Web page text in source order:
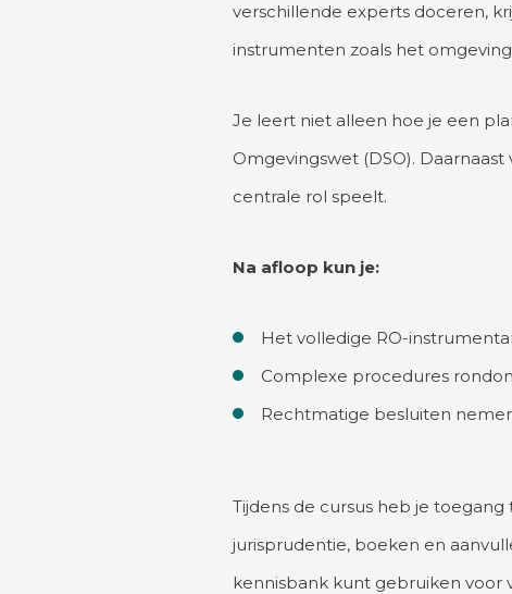
verschillende experts doceren,
instrumenten zoals het
Je leert niet alleen hoe je een
Omgevingswet (DSO).
centrale rol speelt.
Na afloop kun je:
Het volledige RO-
Complexe procedures
Rechtmatige besluiten
Tijdens de cursus heb je
jurisprudentie, boeken en
kennisbank kunt gebruiken voor